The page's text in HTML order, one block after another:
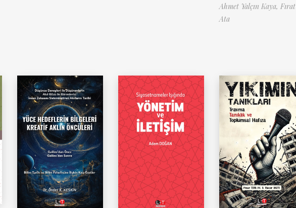
Ahmet Yalçın Kaya, Fırat
Ata